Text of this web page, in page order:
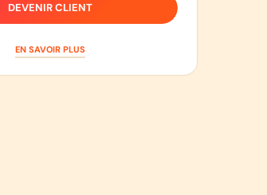
DEVENIR CLIENT
EN SAVOIR PLUS